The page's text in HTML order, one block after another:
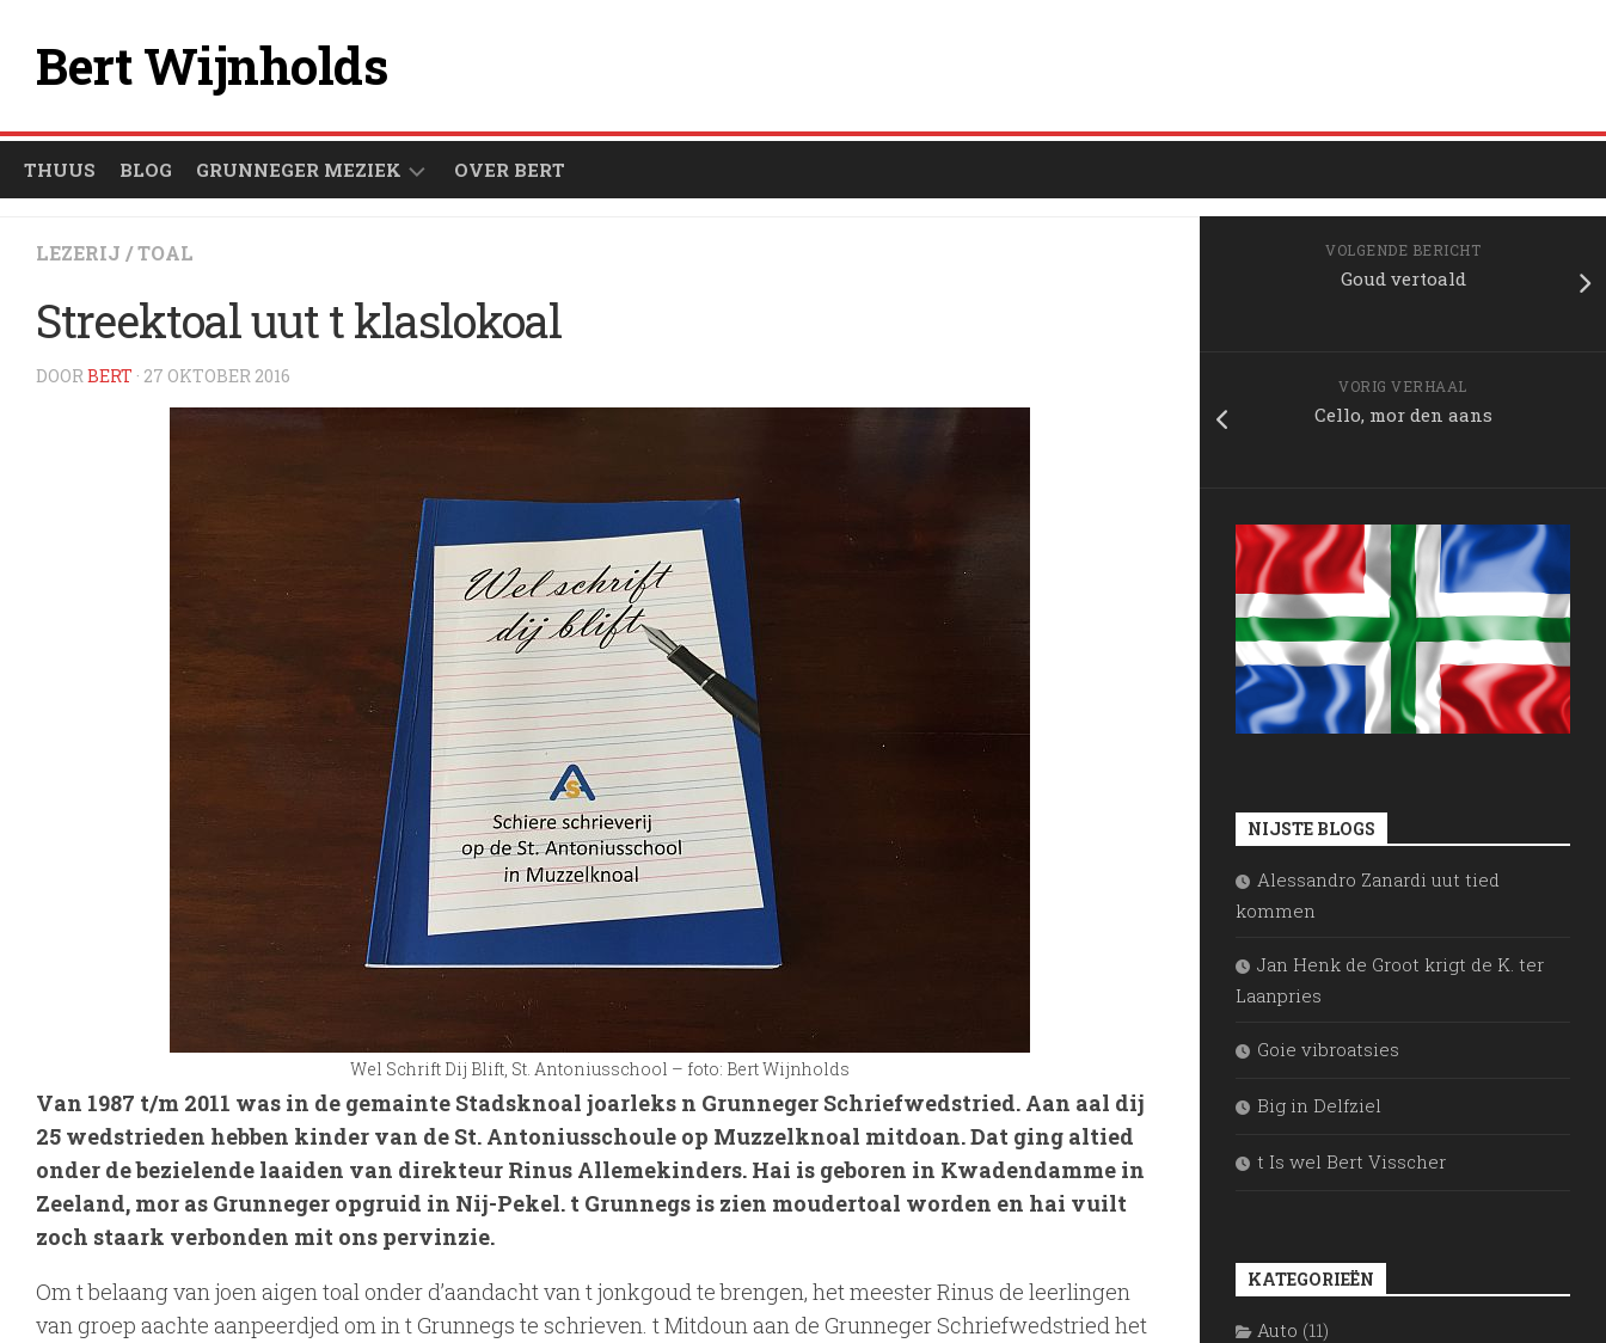
Bert Wijnholds
THUUS BLOG GRUNNEGER MEZIEK
1000
OVER BERT
LEZERIJ /TOAL
Streektoal uut t klaslokoal
DOORBERT · 27 OKTOBER 2016
Wel Schrift Dij Blift, St. Antoniusschool – foto: Bert Wijnholds
Van 1987 t/m 2011 was in de gemainte Stadsknoal joarleks n Grunneger Schriefwedstried. Aan aal dij
25 wedstrieden hebben kinder van de St. Antoniusschoule op Muzzelknoal mitdoan. Dat ging altied
onder de bezielende laaiden van direkteur Rinus Allemekinders. Hai is geboren in Kwadendamme in
Zeeland, mor as Grunneger opgruid in Nij-Pekel. t Grunnegs is zien moudertoal worden en hai vuilt
zoch staark verbonden mit ons pervinzie.
Om t belaang van joen aigen toal onder d’aandacht van t jonkgoud te brengen, het meester Rinus de leerlingen
van groep aachte aanpeerdjed om in t Grunnegs te schrieven. t Mitdoun aan de Grunneger Schriefwedstried het
VOLGENDE BERICHT
Goud vertoald
VORIG VERHAAL
Cello, mor den aans
NIJSTE BLOGS
Alessandro Zanardi uut tied
kommen
Jan Henk de Groot krigt de K. ter
Laanpries
Goie vibroatsies
Big in Delfziel
t Is wel Bert Visscher
KATEGORIEËN
Auto (11)